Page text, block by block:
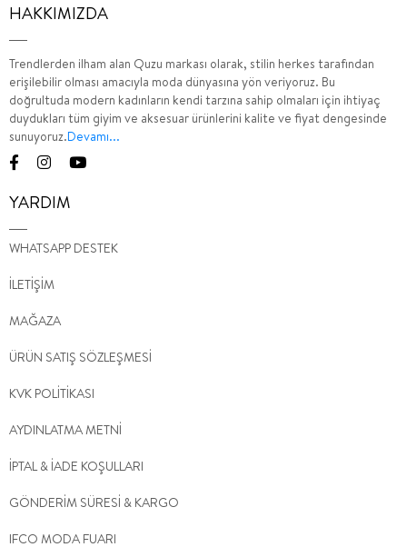
HAKKIMIZDA
Trendlerden ilham alan Quzu markası olarak, stilin herkes tarafından
erişilebilir olması amacıyla moda dünyasına yön veriyoruz. Bu
doğrultuda modern kadınların kendi tarzına sahip olmaları için ihtiyaç
duydukları tüm giyim ve aksesuar ürünlerini kalite ve fiyat dengesinde
sunuyoruz.Devamı...
YARDIM
WHATSAPP DESTEK
İLETİŞİM
MAĞAZA
ÜRÜN SATIŞ SÖZLEŞMESİ
KVK POLİTİKASI
AYDINLATMA METNİ
İPTAL & İADE KOŞULLARI
GÖNDERİM SÜRESİ & KARGO
IFCO MODA FUARI